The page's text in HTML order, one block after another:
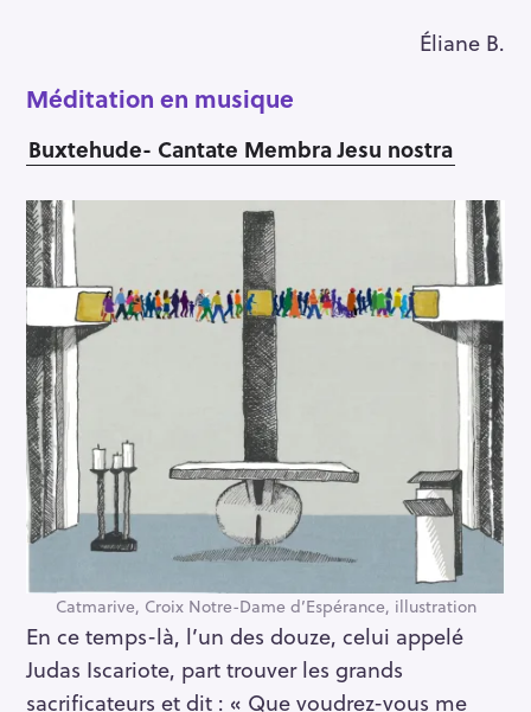
Éliane B.
Méditation en musique
Buxtehude- Cantate Membra Jesu nostra
Catmarive, Croix Notre-Dame d’Espérance, illustration
En ce temps-là, l’un des douze, celui appelé
Judas Iscariote, part trouver les grands
sacrificateurs et dit : « Que voudrez-vous me